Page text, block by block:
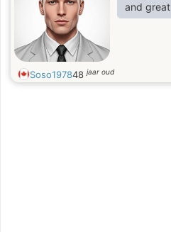
and great
Soso197848jaar oud